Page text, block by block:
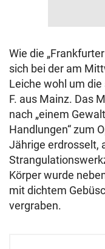
Wie die
sich bei der am
Leiche wohl um
F. aus Mainz. Das
nach „einem
Handlungen“ zum
Jährige erdrosselt,
Körper wurde
mit dichtem
vergraben.